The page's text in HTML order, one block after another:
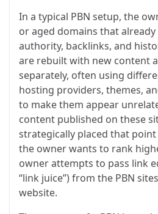
In a typical PBN setup, the
or aged domains that already
authority, backlinks, and
are rebuilt with new content
separately, often using
hosting providers, themes,
to make them appear
content published on these
strategically placed that
the owner wants to rank
owner attempts to pass link
“link juice”) from the PBN
website.